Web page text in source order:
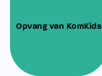
Opvang van KomKids